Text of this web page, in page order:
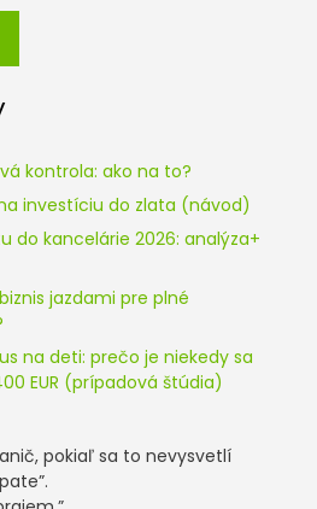
kontrola: ako na to?
investíciu do zlata (návod)
do kancelárie 2026: analýza+
jazdami pre plné
na deti: prečo je niekedy sa
EUR (prípadová štúdia)
pokiaľ sa to nevysvetlí